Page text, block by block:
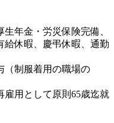
年金・労災保険完備、
給休暇、慶弔休暇、通勤
制服着用の職場の
雇用として原則65歳迄就